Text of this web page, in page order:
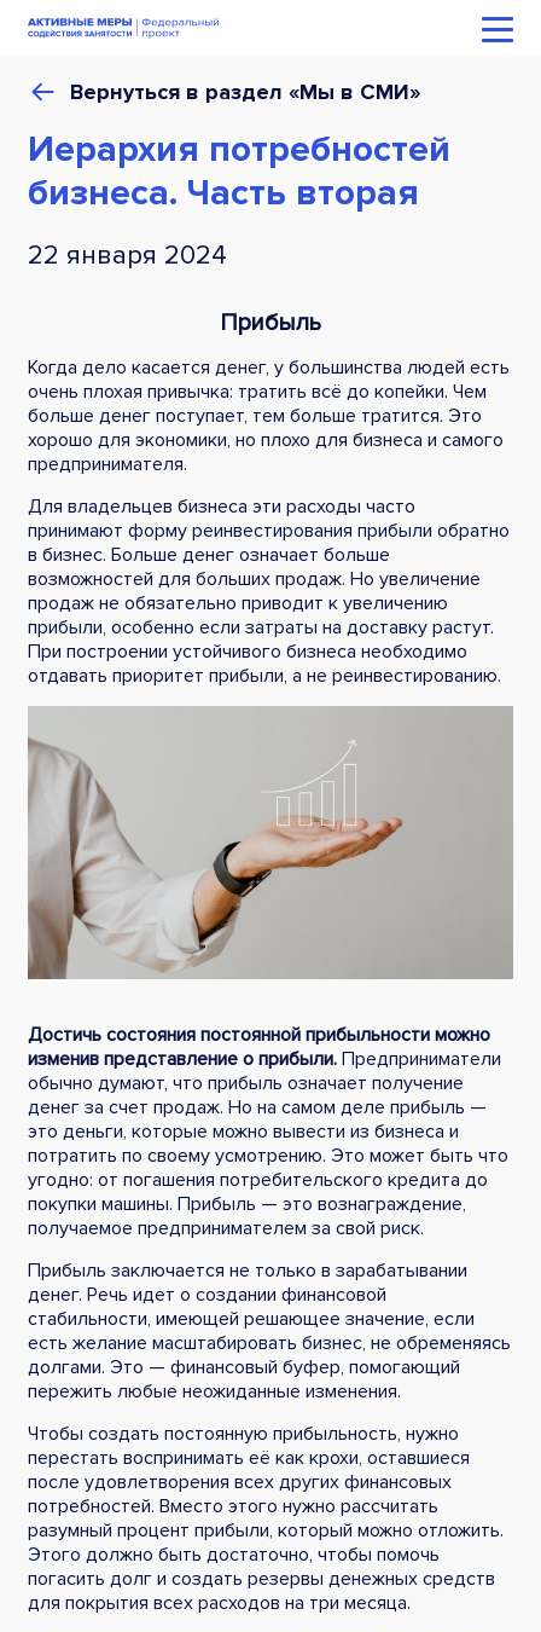
Вернуться в раздел «Мы в СМИ»
Иерархия потребностей
бизнеса. Часть вторая
22 января 2024
Прибыль
Когда дело касается денег, у большинства людей есть
очень плохая привычка: тратить всё до копейки. Чем
больше денег поступает, тем больше тратится. Это
хорошо для экономики, но плохо для бизнеса и самого
предпринимателя.
Для владельцев бизнеса эти расходы часто
принимают форму реинвестирования прибыли обратно
в бизнес. Больше денег означает больше
возможностей для больших продаж. Но увеличение
продаж не обязательно приводит к увеличению
прибыли, особенно если затраты на доставку растут.
При построении устойчивого бизнеса необходимо
отдавать приоритет прибыли, а не реинвестированию.
Достичь состояния постоянной прибыльности можно
изменив представление о прибыли. Предприниматели
обычно думают, что прибыль означает получение
денег за счет продаж. Но на самом деле прибыль —
это деньги, которые можно вывести из бизнеса и
потратить по своему усмотрению. Это может быть что
угодно: от погашения потребительского кредита до
покупки машины. Прибыль — это вознаграждение,
получаемое предпринимателем за свой риск.
Прибыль заключается не только в зарабатывании
денег. Речь идет о создании финансовой
стабильности, имеющей решающее значение, если
есть желание масштабировать бизнес, не обременяясь
долгами. Это — финансовый буфер, помогающий
пережить любые неожиданные изменения.
Чтобы создать постоянную прибыльность, нужно
перестать воспринимать её как крохи, оставшиеся
после удовлетворения всех других финансовых
потребностей. Вместо этого нужно рассчитать
разумный процент прибыли, который можно отложить.
Этого должно быть достаточно, чтобы помочь
погасить долг и создать резервы денежных средств
для покрытия всех расходов на три месяца.